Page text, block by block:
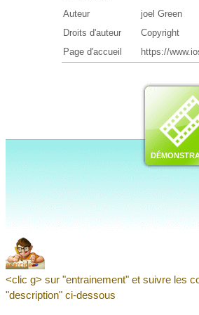
<clic g> sur "entrainement" et suivre les
"description" ci-dessous